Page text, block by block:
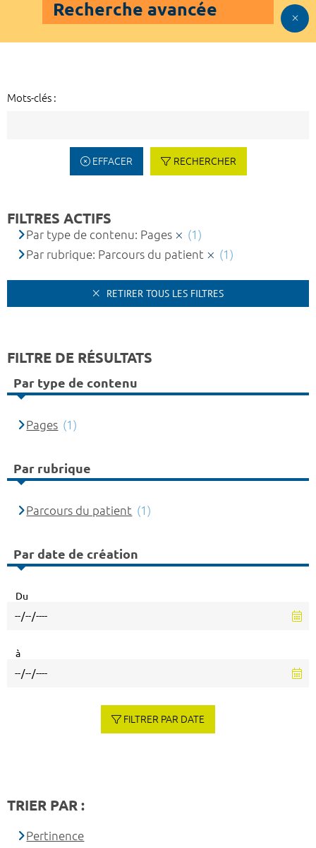
Recherche avancée
Mots-clés :
EFFACER RECHERCHER
FILTRES ACTIFS
Par type de contenu: Pages
(1)
Par rubrique: Parcours du patient
(1)
RETIRER TOUS LES FILTRES
FILTRE DE RÉSULTATS
Par type de contenu
Pages (1)
Par rubrique
Parcours du patient (1)
Par date de création
Du
à
FILTRER PAR DATE
TRIER PAR :
Pertinence